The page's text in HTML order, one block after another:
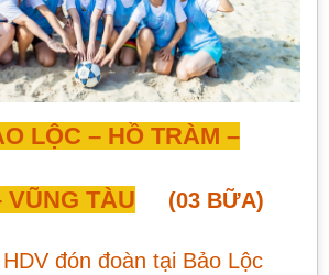
LỘC – HỒ TRÀM –
VŨNG TÀU (03 BỮA)
đón đoàn tại Bảo Lộc